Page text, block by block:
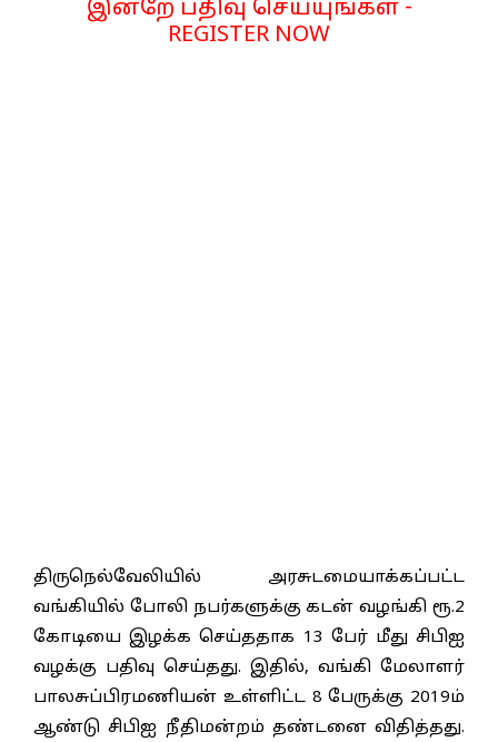
இன்றே பதிவு செய்யுங்கள் -
REGISTER NOW
திருநெல்வேலியில் அரசுடமையாக்கப்பட்ட
வங்கியில் போலி நபர்களுக்கு கடன் வழங்கி ரூ.2
கோடியை இழக்க செய்ததாக 13 பேர் மீது சிபிஐ
வழக்கு பதிவு செய்தது. இதில், வங்கி மேலாளர்
பாலசுப்பிரமணியன் உள்ளிட்ட 8 பேருக்கு 2019ம்
ஆண்டு சிபிஐ நீதிமன்றம் தண்டனை விதித்தது.